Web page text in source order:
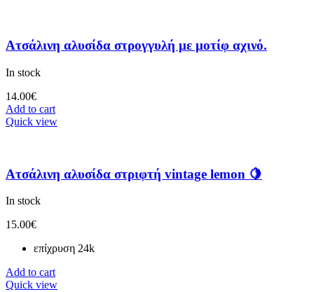
Ατσάλινη αλυσίδα στρογγυλή με μοτίφ αχινό.
In stock
14.00€
Add to cart
Quick view
Ατσάλινη αλυσίδα στριφτή vintage lemon 🍋
In stock
15.00€
επίχρυση 24k
Add to cart
Quick view